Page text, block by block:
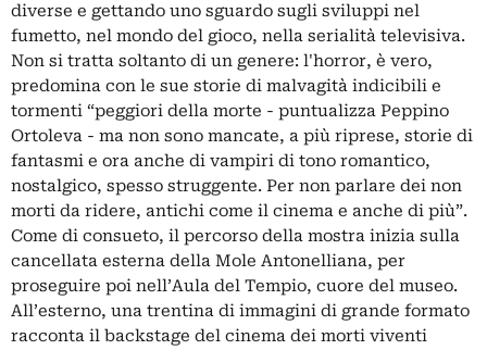
diverse e gettando uno sguardo sugli sviluppi nel
fumetto, nel mondo del gioco, nella serialità televisiva.
Non si tratta soltanto di un genere: l'horror, è vero,
predomina con le sue storie di malvagità indicibili e
tormenti “peggiori della morte - puntualizza Peppino
Ortoleva - ma non sono mancate, a più riprese, storie di
fantasmi e ora anche di vampiri di tono romantico,
nostalgico, spesso struggente. Per non parlare dei non
morti da ridere, antichi come il cinema e anche di più”.
Come di consueto, il percorso della mostra inizia sulla
cancellata esterna della Mole Antonelliana, per
proseguire poi nell’Aula del Tempio, cuore del museo.
All’esterno, una trentina di immagini di grande formato
racconta il backstage del cinema dei morti viventi